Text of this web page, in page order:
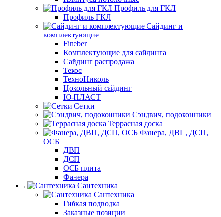
Профиль для ГКЛ
Профиль ГКЛ
Сайдинг и
комплектующие
Fineber
Комплектующие для сайдинга
Сайдинг распродажа
Текос
ТехноНиколь
Цокольный сайдинг
Ю-ПЛАСТ
Сетки
Сэндвич, подоконники
Террасная доска
Фанера, ДВП, ДСП,
ОСБ
ДВП
ДСП
ОСБ плита
Фанера
Сантехника
Сантехника
Гибкая подводка
Заказные позиции